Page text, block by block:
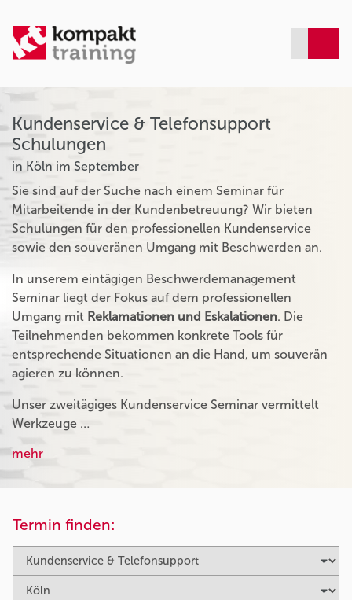
Kundenservice & Telefonsupport
Schulungen
in Köln im September
Sie sind auf der Suche nach einem Seminar für
Mitarbeitende in der Kundenbetreuung? Wir bieten
Schulungen für den professionellen Kundenservice
sowie den souveränen Umgang mit Beschwerden an.
In unserem eintägigen Beschwerdemanagement
Seminar liegt der Fokus auf dem professionellen
Umgang mit Reklamationen und Eskalationen. Die
Teilnehmenden bekommen konkrete Tools für
entsprechende Situationen an die Hand, um souverän
agieren zu können.
Unser zweitägiges Kundenservice Seminar vermittelt
Werkzeuge …
mehr
Termin finden: